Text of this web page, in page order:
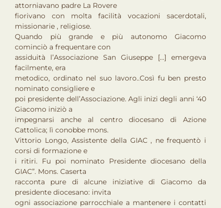
attorniavano padre La Rovere
fiorivano con molta facilità vocazioni sacerdotali,
missionarie , religiose.
Quando più grande e più autonomo Giacomo
cominciò a frequentare con
assiduità l’Associazione San Giuseppe […] emergeva
facilmente, era
metodico, ordinato nel suo lavoro..Così fu ben presto
nominato consigliere e
poi presidente dell’Associazione. Agli inizi degli anni ‘40
Giacomo iniziò a
impegnarsi anche al centro diocesano di Azione
Cattolica; lì conobbe mons.
Vittorio Longo, Assistente della GIAC , ne frequentò i
corsi di formazione e
i ritiri. Fu poi nominato Presidente diocesano della
GIAC”. Mons. Caserta
racconta pure di alcune iniziative di Giacomo da
presidente diocesano: invita
ogni associazione parrocchiale a mantenere i contatti